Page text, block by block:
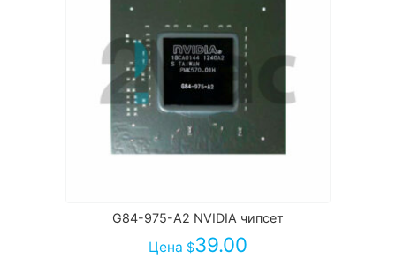
G84-975-A2 NVIDIA чипсет
Цена $39.00